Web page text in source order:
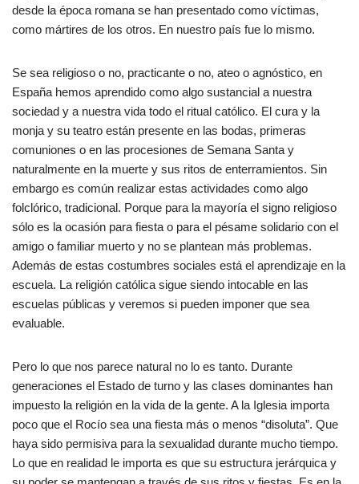
desde la época romana se han presentado como víctimas,
como mártires de los otros. En nuestro país fue lo mismo.
Se sea religioso o no, practicante o no, ateo o agnóstico, en
España hemos aprendido como algo sustancial a nuestra
sociedad y a nuestra vida todo el ritual católico. El cura y la
monja y su teatro están presente en las bodas, primeras
comuniones o en las procesiones de Semana Santa y
naturalmente en la muerte y sus ritos de enterramientos. Sin
embargo es común realizar estas actividades como algo
folclórico, tradicional. Porque para la mayoría el signo religioso
sólo es la ocasión para fiesta o para el pésame solidario con el
amigo o familiar muerto y no se plantean más problemas.
Además de estas costumbres sociales está el aprendizaje en la
escuela. La religión católica sigue siendo intocable en las
escuelas públicas y veremos si pueden imponer que sea
evaluable.
Pero lo que nos parece natural no lo es tanto. Durante
generaciones el Estado de turno y las clases dominantes han
impuesto la religión en la vida de la gente. A la Iglesia importa
poco que el Rocío sea una fiesta más o menos “disoluta”. Que
haya sido permisiva para la sexualidad durante mucho tiempo.
Lo que en realidad le importa es que su estructura jerárquica y